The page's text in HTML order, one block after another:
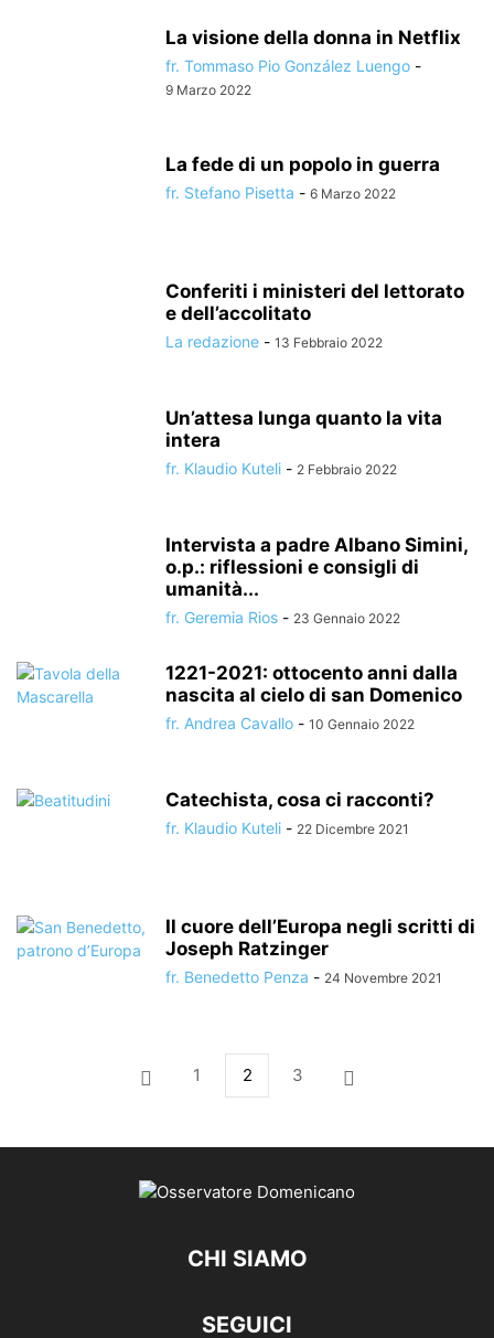
La visione della donna in Netflix
fr. Tommaso Pio González Luengo -
9 Marzo 2022
La fede di un popolo in guerra
fr. Stefano Pisetta - 6 Marzo 2022
Conferiti i ministeri del lettorato
e dell’accolitato
La redazione - 13 Febbraio 2022
Un’attesa lunga quanto la vita
intera
fr. Klaudio Kuteli - 2 Febbraio 2022
Intervista a padre Albano Simini,
o.p.: riflessioni e consigli di
umanità...
fr. Geremia Rios - 23 Gennaio 2022
1221-2021: ottocento anni dalla
nascita al cielo di san Domenico
fr. Andrea Cavallo - 10 Gennaio 2022
Catechista, cosa ci racconti?
fr. Klaudio Kuteli - 22 Dicembre 2021
Il cuore dell’Europa negli scritti di
Joseph Ratzinger
fr. Benedetto Penza - 24 Novembre 2021
1 2 3
CHI SIAMO
SEGUICI